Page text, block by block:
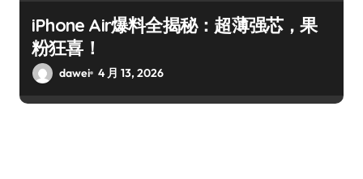
iPhone Air爆料全揭秘：超薄强芯，果
粉狂喜！
dawei 4 月 13, 2026